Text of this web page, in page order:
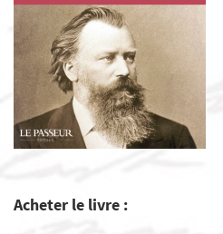
Acheter le livre :